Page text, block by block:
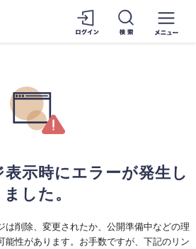
示時にエラーが発生し
ました。
は削除、変更されたか、公開準備中などの理
能性があります。お手数ですが、下記のリン